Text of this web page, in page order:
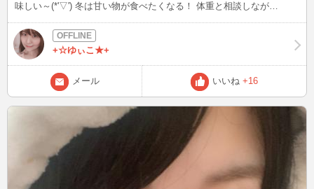
味しい～(*'▽') 冬は甘い物が食べたくなる！ 体重と相談しなが
+☆ゆぃこ★+
メール いいね +16